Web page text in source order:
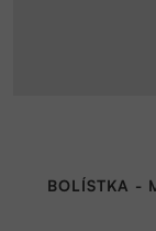
BOLÍSTKA -